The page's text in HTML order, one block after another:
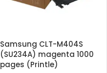
Samsung CLT-M404S
(SU234A) magenta 1000
pages (Printle)